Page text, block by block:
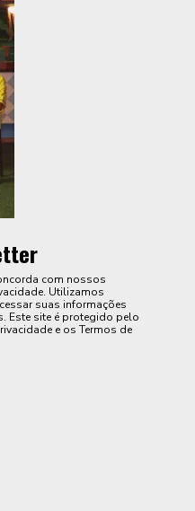
com nossos
Utilizamos
suas informações
Este site é protegido pelo
e os Termos de